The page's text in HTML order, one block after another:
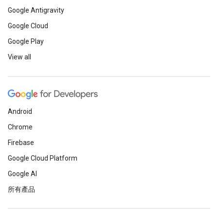
Google Antigravity
Google Cloud
Google Play
View all
Android
Chrome
Firebase
Google Cloud Platform
Google AI
所有產品